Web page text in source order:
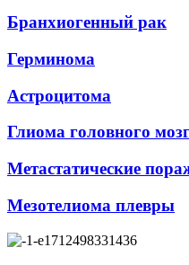
Бранхиогенный рак
Герминома
Астроцитома
Глиома головного
Метастатические
Мезотелиома плевры